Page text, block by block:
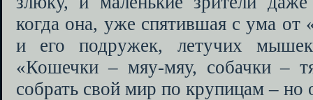
когда она, уже спятившая с ума от
и его подружек, летучих
«Кошечки – мяу-мяу, собачки –
собрать свой мир по крупицам – но